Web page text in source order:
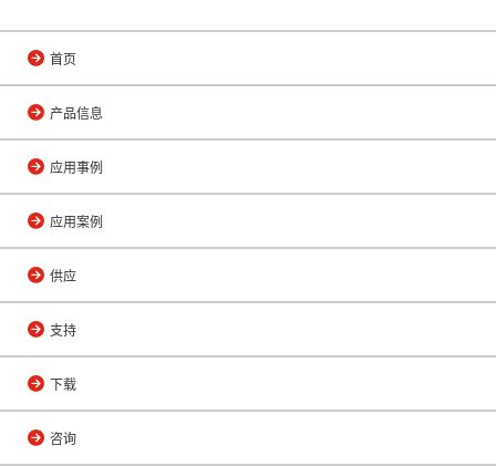
首页
产品信息
应用事例
应用案例
供应
支持
下载
咨询